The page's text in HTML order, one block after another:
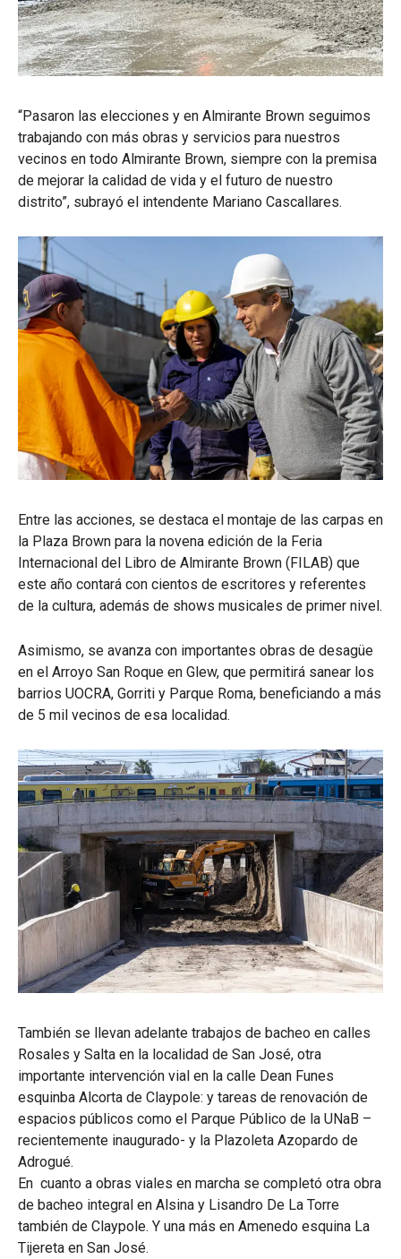
“Pasaron las elecciones y en Almirante Brown seguimos
trabajando con más obras y servicios para nuestros
vecinos en todo Almirante Brown, siempre con la premisa
de mejorar la calidad de vida y el futuro de nuestro
distrito”, subrayó el intendente Mariano Cascallares.
Entre las acciones, se destaca el montaje de las carpas en
la Plaza Brown para la novena edición de la Feria
Internacional del Libro de Almirante Brown (FILAB) que
este año contará con cientos de escritores y referentes
de la cultura, además de shows musicales de primer nivel.
Asimismo, se avanza con importantes obras de desagüe
en el Arroyo San Roque en Glew, que permitirá sanear los
barrios UOCRA, Gorriti y Parque Roma, beneficiando a más
de 5 mil vecinos de esa localidad.
También se llevan adelante trabajos de bacheo en calles
Rosales y Salta en la localidad de San José, otra
importante intervención vial en la calle Dean Funes
esquinba Alcorta de Claypole: y tareas de renovación de
espacios públicos como el Parque Público de la UNaB –
recientemente inaugurado- y la Plazoleta Azopardo de
Adrogué.
En cuanto a obras viales en marcha se completó otra obra
de bacheo integral en Alsina y Lisandro De La Torre
también de Claypole. Y una más en Amenedo esquina La
Tijereta en San José.